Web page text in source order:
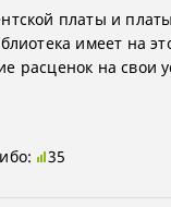
платы и
имеет на
расценок на свои
35